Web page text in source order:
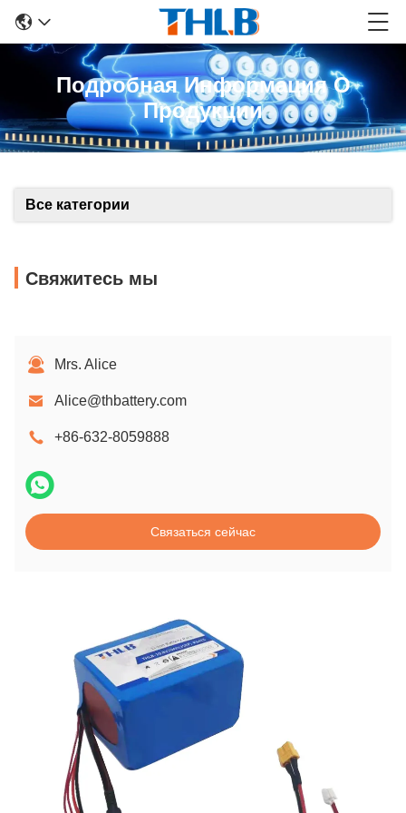
Подробная Информация О
Продукции
Все категории
Свяжитесь мы
Mrs. Alice
Alice@thbattery.com
+86-632-8059888
Связаться сейчас